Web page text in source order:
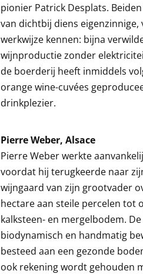
pionier Patrick Desplats.
van dichtbij diens
werkwijze kennen: bijna
wijnproductie zonder
de boerderij heeft inmiddels
orange wine-cuvées
drinkplezier.
Pierre Weber, Alsace
Pierre Weber werkte
voordat hij terugkeerde naar
wijngaard van zijn grootvader
hectare aan steile percelen tot
kalksteen- en mergelbodem.
biodynamisch en handmatig
besteed aan een gezonde
ook rekening wordt gehouden